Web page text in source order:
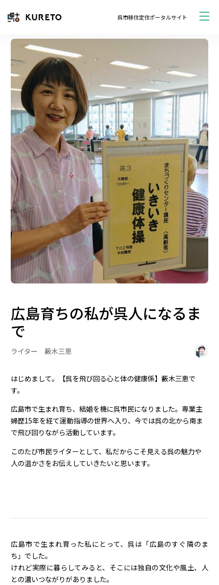
呉市移住定住ポータルサイト
広島育ちの私が呉人になるま
で
ライター 藪木三恵
はじめまして。【呉を飛び回る心と体の健康係】藪木三恵で
す。
広島市で生まれ育ち、結婚を機に呉市民になりました。専業主
婦歴15年を経て運動指導の世界へ入り、今では呉の北から南ま
で飛び回りながら活動しています。
このたび市民ライターとして、私だからこそ見える呉の魅力や
人の温かさをお伝えしていきたいと思います。
広島市で生まれ育った私にとって、呉は「広島のすぐ隣のま
ち」でした。
けれど実際に暮らしてみると、そこには独自の文化や風土、人
との濃いつながりがありました。